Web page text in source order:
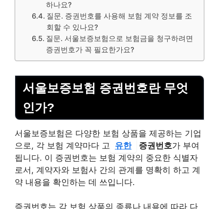
하나요?
질문. 증권번호를 사용해 보험 계약 정보를 조
회할 수 있나요?
질문. 서울보증보험으로 보험금을 청구하려면
증권번호가 꼭 필요한가요?
서울보증보험 증권번호란 무엇
인가?
서울보증보험은 다양한 보험 상품을 제공하는 기업
으로, 각 보험 계약마다 고
유한 증권번호가 부여
됩니다. 이 증권번호는 보험 계약의 중요한 식별자
로서, 계약자와 보험사 간의 관계를 명확히 하고 계
약 내용을 확인하는 데 쓰입니다.
증권번호는 각 보험 상품의 종류나 내용에 따라 다